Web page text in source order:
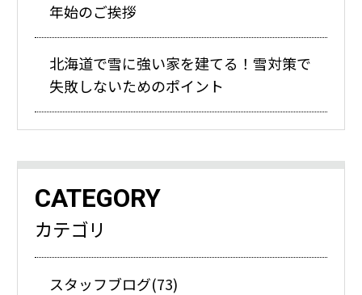
年始のご挨拶
北海道で雪に強い家を建てる！雪対策で
失敗しないためのポイント
CATEGORY
カテゴリ
スタッフブログ(73)